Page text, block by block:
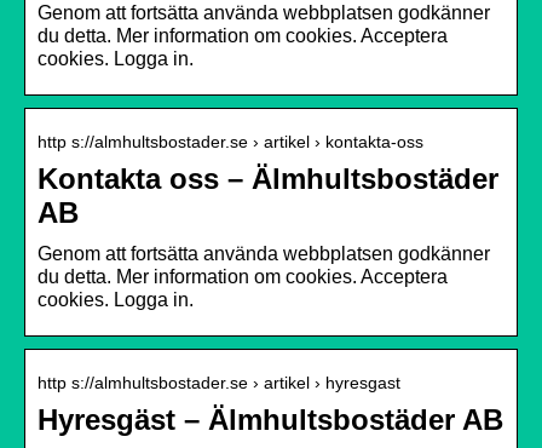
Genom att fortsätta använda webbplatsen godkänner
du detta. Mer information om cookies. Acceptera
cookies. Logga in.
http s://almhultsbostader.se › artikel › kontakta-oss
Kontakta oss – Älmhultsbostäder
AB
Genom att fortsätta använda webbplatsen godkänner
du detta. Mer information om cookies. Acceptera
cookies. Logga in.
http s://almhultsbostader.se › artikel › hyresgast
Hyresgäst – Älmhultsbostäder AB